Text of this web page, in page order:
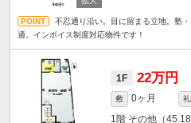
不忍通り沿い。目に留まる立地。塾
適。インボイス制度対応物件です！
1F 22万円
敷 0ヶ月 礼
1階 その他（